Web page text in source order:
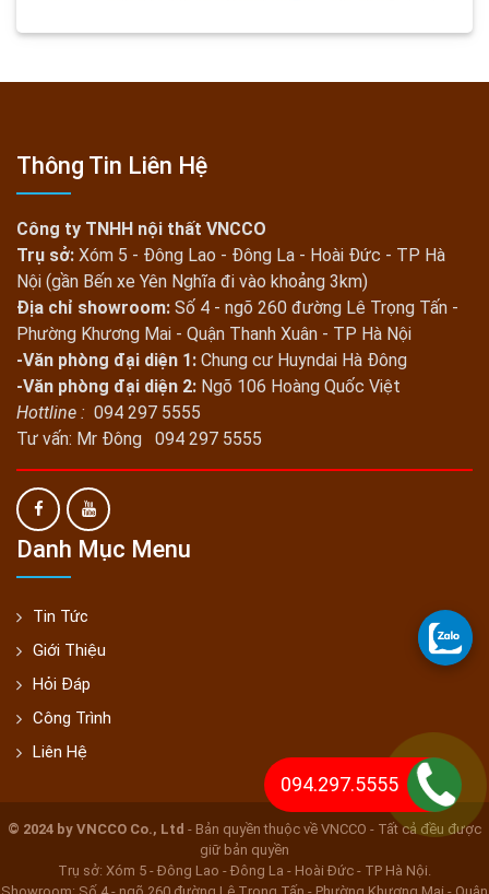
Thông Tin Liên Hệ
Công ty TNHH nội thất VNCCO
Trụ sở: Xóm 5 - Đông Lao - Đông La - Hoài Đức - TP Hà
Nội (gần Bến xe Yên Nghĩa đi vào khoảng 3km)
Địa chỉ showroom: Số 4 - ngõ 260 đường Lê Trọng Tấn -
Phường Khương Mai - Quận Thanh Xuân - TP Hà Nội
-Văn phòng đại diện 1: Chung cư Huyndai Hà Đông
-Văn phòng đại diện 2: Ngõ 106 Hoàng Quốc Việt
Hottline : 094 297 5555
Tư vấn: Mr Đông 094 297 5555
Danh Mục Menu
Tin Tức
Giới Thiệu
Hỏi Đáp
Công Trình
Liên Hệ
© 2024 by VNCCO Co., Ltd - Bản quyền thuộc về VNCCO - Tất cả đều được
giữ bản quyền
Trụ sở: Xóm 5 - Đông Lao - Đông La - Hoài Đức - TP Hà Nội.
094.297.5555